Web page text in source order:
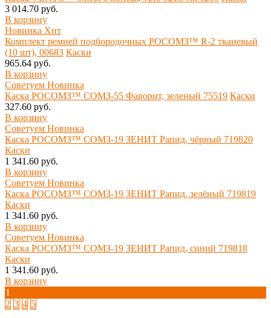
3 014.70 руб.
В корзину
Новинка Хит
Комплект ремней подбородочных РОСОМЗ™ R-2 тканевый
(10 шт), 00683 Каски
965.64 руб.
В корзину
Советуем Новинка
Каска РОСОМЗ™ СОМЗ-55 Фаворит, зеленый 75519 Каски
327.60 руб.
В корзину
Советуем Новинка
Каска РОСОМЗ™ СОМЗ-19 ЗЕНИТ Рапид, чёрный 719820
Каски
1 341.60 руб.
В корзину
Советуем Новинка
Каска РОСОМЗ™ СОМЗ-19 ЗЕНИТ Рапид, зелёный 719819
Каски
1 341.60 руб.
В корзину
Советуем Новинка
Каска РОСОМЗ™ СОМЗ-19 ЗЕНИТ Рапид, синий 719818
Каски
1 341.60 руб.
В корзину
1
2 3 4 5